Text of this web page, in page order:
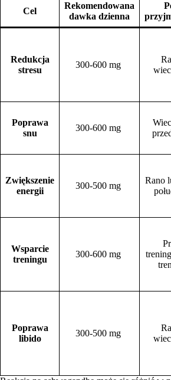
Cel
Rekomendowana
dawka dzienna
Redukcja
stresu
300-600 mg
Poprawa
snu
300-600 mg
Zwiększenie
energii
300-500 mg
Rano
Wsparcie
treningu
300-600 mg
Poprawa
libido
300-500 mg